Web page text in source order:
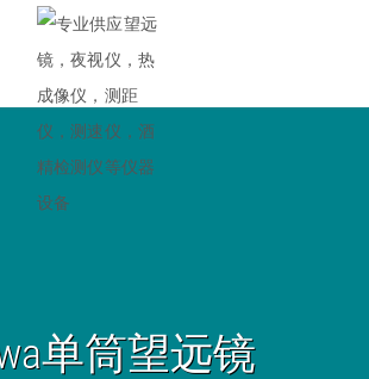
单筒望远镜